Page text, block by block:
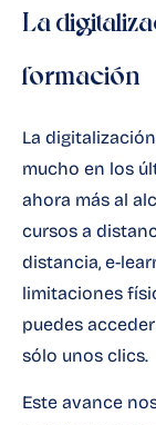
La
formación
La
mucho en los
ahora más al
cursos a
distancia, e-
limitaciones
puedes
sólo unos clics.
Este avance